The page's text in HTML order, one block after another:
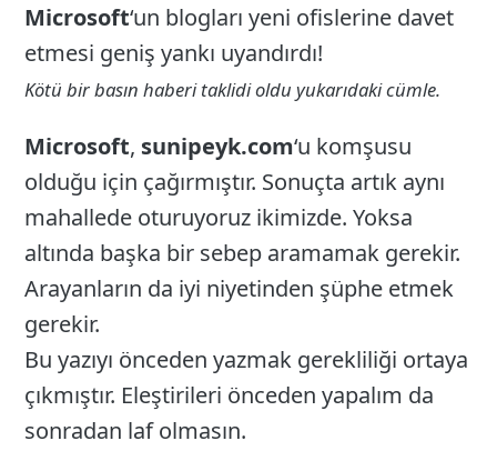
Microsoft‘un blogları yeni ofislerine davet
etmesi geniş yankı uyandırdı!
Kötü bir basın haberi taklidi oldu yukarıdaki cümle.
Microsoft, sunipeyk.com‘u komşusu
olduğu için çağırmıştır. Sonuçta artık aynı
mahallede oturuyoruz ikimizde. Yoksa
altında başka bir sebep aramamak gerekir.
Arayanların da iyi niyetinden şüphe etmek
gerekir.
Bu yazıyı önceden yazmak gerekliliği ortaya
çıkmıştır. Eleştirileri önceden yapalım da
sonradan laf olmasın.